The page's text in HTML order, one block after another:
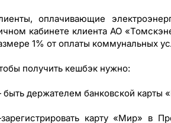
оплачивающие
кабинете клиента АО
1% от оплаты коммунальных
получить кешбэк нужно:
держателем банковской карты
карту «Мир» в